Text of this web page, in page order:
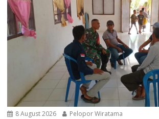
8 August 2026 Pelopor Wiratama